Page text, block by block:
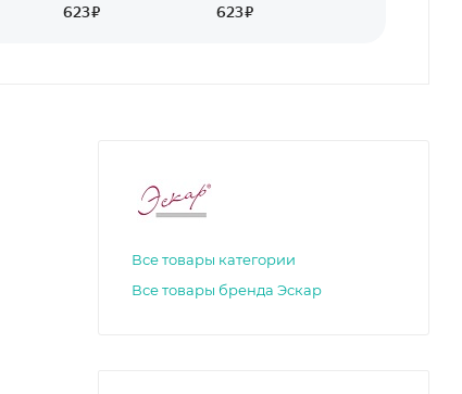
Все товары категории
Все товары бренда Эскар